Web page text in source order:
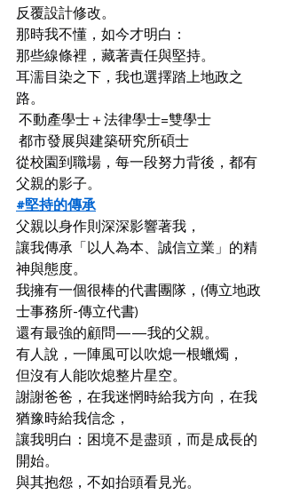
反覆設計修改。
那時我不懂，如今才明白：
那些線條裡，藏著責任與堅持。
耳濡目染之下，我也選擇踏上地政之
路。
不動產學士＋法律學士=雙學士
都市發展與建築研究所碩士
從校園到職場，每一段努力背後，都有
父親的影子。
#堅持的傳承
父親以身作則深深影響著我，
讓我傳承「以人為本、誠信立業」的精
神與態度。
我擁有一個很棒的代書團隊，(傳立地政
士事務所-傳立代書)
還有最強的顧問——我的父親。
有人說，一陣風可以吹熄一根蠟燭，
但沒有人能吹熄整片星空。
謝謝爸爸，在我迷惘時給我方向，在我
猶豫時給我信念，
讓我明白：困境不是盡頭，而是成長的
開始。
與其抱怨，不如抬頭看見光。